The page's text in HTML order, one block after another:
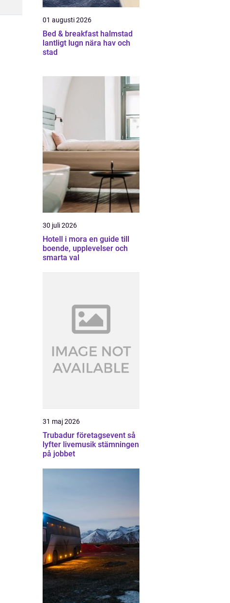
01 augusti 2026
Bed & breakfast halmstad
lantligt lugn nära hav och
stad
30 juli 2026
Hotell i mora en guide till
boende, upplevelser och
smarta val
31 maj 2026
Trubadur företagsevent så
lyfter livemusik stämningen
på jobbet